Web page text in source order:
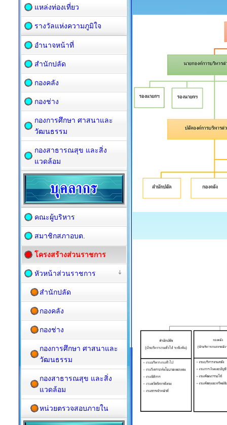
แหล่งท่องเที่ยว
รางวัลแห่งความภูมิใจ
อำนาจหน้าที่
สำนักปลัด
กองคลัง
กองช่าง
กองการศึกษา ศาสนาและ
วัฒนธรรม
กองสาธารณสุข และสิ่ง
แวดล้อม
คณะผู้บริหาร
สมาชิกสภาอบต.
โครงสร้างส่วนราชการ
หัวหน้าส่วนราชการ
สำนักปลัด
กองคลัง
กองช่าง
กองการศึกษา ศาสนาและ
วัฒนธรรม
กองสาธารณสุข และสิ่ง
แวดล้อม
หน่วยตรวจสอบภายใน